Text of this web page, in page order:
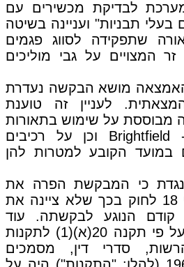
לבדיקת מכשירים עם
בעלי תבניות" ועניינה בשיטה
שתפקידה לסווג פגמים
המצויים על גבי מוליכים
מושא הבקשה נעדרת
לעניין זה טוענת
מבוססת על שימוש בתאורות
מסוגים Darkfield ו- Brightfield וכן על רכיבים
במועד הקובע למטרות להן
כי המבקשת הפרה את
חובת הגילוי שבסעיף 18 לחוק בכך שלא ציינה את
קודם הנוגע לבקשתה. עוד
טוענת המתנגדת כי על פי תקנה 20(א)(1) לתקנות
סדרי דין, מסמכים